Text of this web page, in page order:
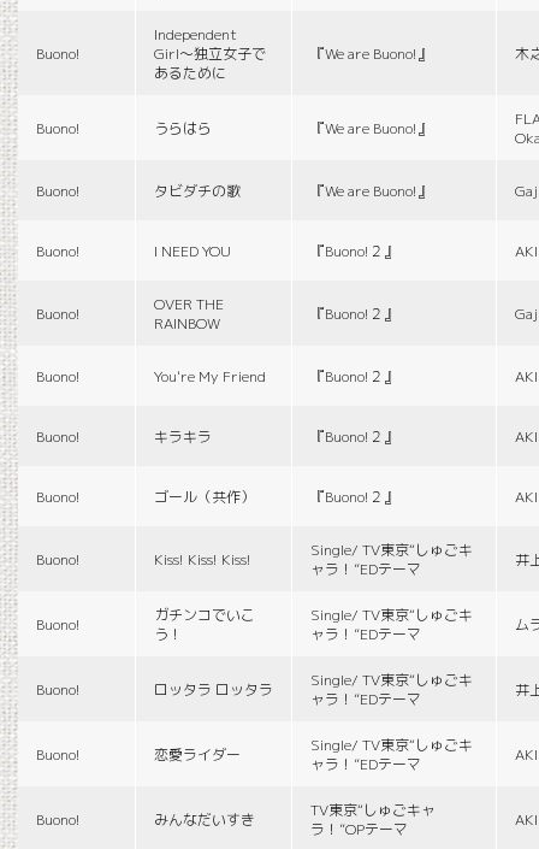
Buono!
Independent
Girl〜独立女子で
あるために
『We are Buono!』 木
Buono! うらはら 『We are Buono!』
Buono! タビダチの歌 『We are Buono!』
Buono! I NEED YOU 『Buono!２』
Buono!
OVER THE
RAINBOW
『Buono!２』
Buono! You're My Friend 『Buono!２』
Buono! キラキラ 『Buono!２』
Buono! ゴール（共作） 『Buono!２』
Buono! Kiss! Kiss! Kiss!
Single/ TV東京“しゅごキ
ャラ！”EDテーマ
井
Buono!
ガチンコでいこ
う！
Single/ TV東京“しゅごキ
ャラ！”EDテーマ
ム
Buono! ロッタラ ロッタラ
Single/ TV東京“しゅごキ
ャラ！”EDテーマ
井
Buono! 恋愛ライダー
Single/ TV東京“しゅごキ
ャラ！”EDテーマ
Buono! みんなだいすき
TV東京“しゅごキャ
ラ！”OPテーマ